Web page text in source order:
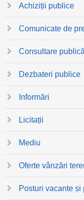
Achiziții publice
Comunicate de
Consultare publică
Dezbateri publice
Informări
Licitații
Mediu
Oferte vânzări
Posturi vacante și